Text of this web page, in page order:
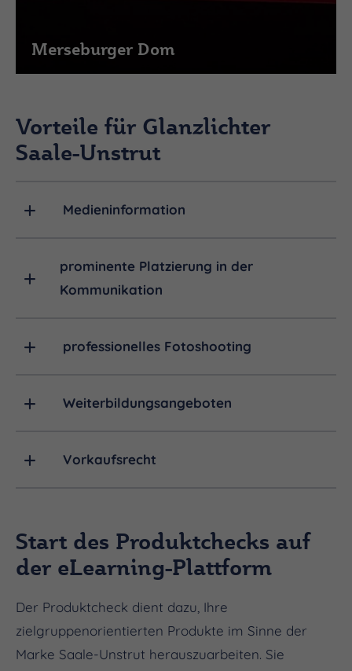
Merseburger Dom
Vorteile für Glanzlichter
Saale-Unstrut
Medieninformation
prominente Platzierung in der
Kommunikation
professionelles Fotoshooting
Weiterbildungsangeboten
Vorkaufsrecht
Start des Produktchecks auf
der eLearning-Plattform
Der Produktcheck dient dazu, Ihre
zielgruppenorientierten Produkte im Sinne der
Marke Saale-Unstrut herauszuarbeiten. Sie